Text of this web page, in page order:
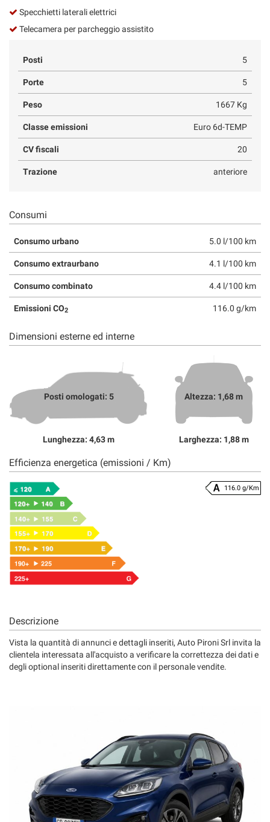
Specchietti laterali elettrici
Telecamera per parcheggio assistito
Posti 5
Porte 5
Peso 1667 Kg
Classe emissioni Euro 6d-TEMP
CV fiscali 20
Trazione anteriore
Consumi
Consumo urbano 5.0 l/100 km
Consumo extraurbano 4.1 l/100 km
Consumo combinato 4.4 l/100 km
Emissioni CO2 116.0 g/km
Dimensioni esterne ed interne
Posti omologati: 5
Lunghezza: 4,63 m
Altezza: 1,68 m
Larghezza: 1,88 m
Efficienza energetica (emissioni / Km)
116.0 g/Km
Descrizione
Vista la quantità di annunci e dettagli inseriti, Auto Pironi Srl invita la
clientela interessata all'acquisto a verificare la correttezza dei dati e
degli optional inseriti direttamente con il personale vendite.